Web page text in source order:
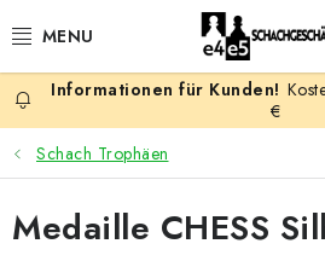
Inhalt
AKTION
SCHACHSPIELE
SCHACHFIGUREN
€
Schach Trophäen
Medaille CHESS